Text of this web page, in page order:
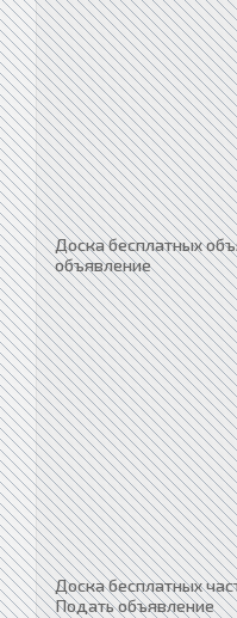
Доска бесплатных
объявление
Доска бесплатных
Подать объявление